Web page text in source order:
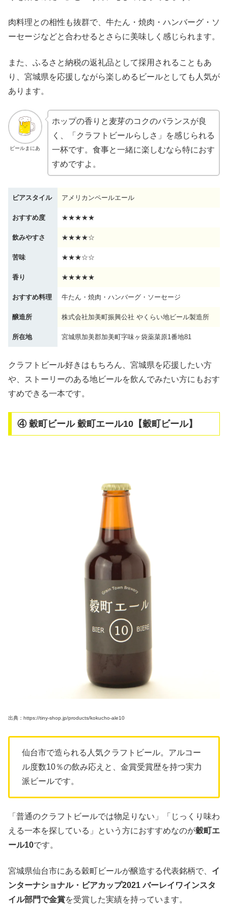
肉料理との相性も抜群で、牛たん・焼肉・ハンバーグ・ソ
ーセージなどと合わせるとさらに美味しく感じられます。
また、ふるさと納税の返礼品として採用されることもあ
り、宮城県を応援しながら楽しめるビールとしても人気が
あります。
ビールまにあ
ホップの香りと麦芽のコクのバランスが良
く、「クラフトビールらしさ」を感じられる
一杯です。食事と一緒に楽しむなら特におす
すめですよ。
ビアスタイル アメリカンペールエール
おすすめ度 ★★★★★
飲みやすさ ★★★★☆
苦味 ★★★☆☆
香り ★★★★★
おすすめ料理 牛たん・焼肉・ハンバーグ・ソーセージ
醸造所 株式会社加美町振興公社 やくらい地ビール製造所
所在地 宮城県加美郡加美町字味ヶ袋薬菜原1番地81
クラフトビール好きはもちろん、宮城県を応援したい方
や、ストーリーのある地ビールを飲んでみたい方にもおす
すめできる一本です。
④ 穀町ビール 穀町エール10【穀町ビール】
出典：https://tiny-shop.jp/products/kokucho-ale10
仙台市で造られる人気クラフトビール。アルコー
ル度数10％の飲み応えと、金賞受賞歴を持つ実力
派ビールです。
「普通のクラフトビールでは物足りない」「じっくり味わ
える一本を探している」という方におすすめなのが穀町エ
ール10です。
宮城県仙台市にある穀町ビールが醸造する代表銘柄で、 イ
ンターナショナル・ビアカップ2021 バーレイワインスタ
イル部門で金賞を受賞した実績を持っています。